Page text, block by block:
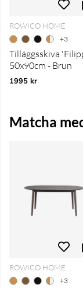
ROWICO HOME
+3
Tilläggsskiva
50x90cm - Brun
1995 kr
Matcha
ROWICO HOME
+3